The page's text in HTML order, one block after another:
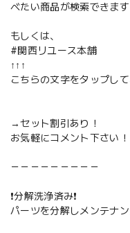
べたい商品が検索できます
もしくは、
#関西リユース本舗
↑↑↑
こちらの文字をタップし
→セット割引あり！
お気軽にコメント下さい！
－－－－－－－－－
❗️分解洗浄済み❗️
パーツを分解しメンテナ